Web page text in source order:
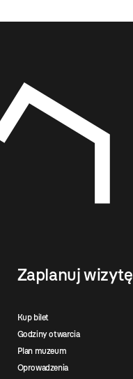
Zaplanuj wizytę
Kup bilet
Godziny otwarcia
Plan muzeum
Oprowadzenia